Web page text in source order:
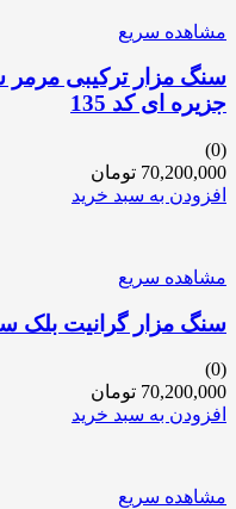
مشاهده سریع
سنگ مزار ترکیبی
جزیره ای کد 135
(0)
70,200,000 تومان
افزودن به سبد خرید
مشاهده سریع
سنگ مزار گرانیت بلک
(0)
70,200,000 تومان
افزودن به سبد خرید
مشاهده سریع